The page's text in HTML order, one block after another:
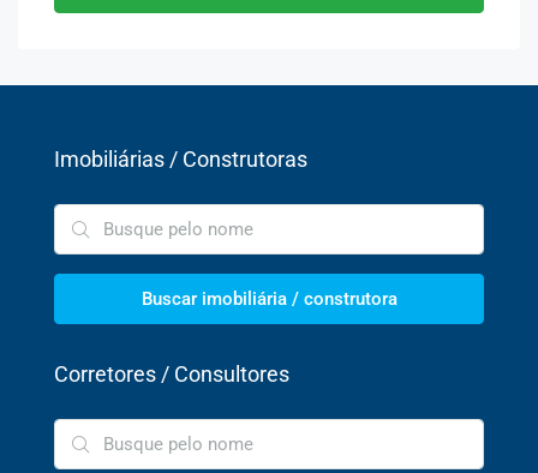
Imobiliárias / Construtoras
Buscar imobiliária / construtora
Corretores / Consultores